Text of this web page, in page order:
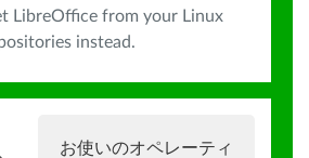
LibreOffice from your Linux
instead.
お使いのオペレーティ